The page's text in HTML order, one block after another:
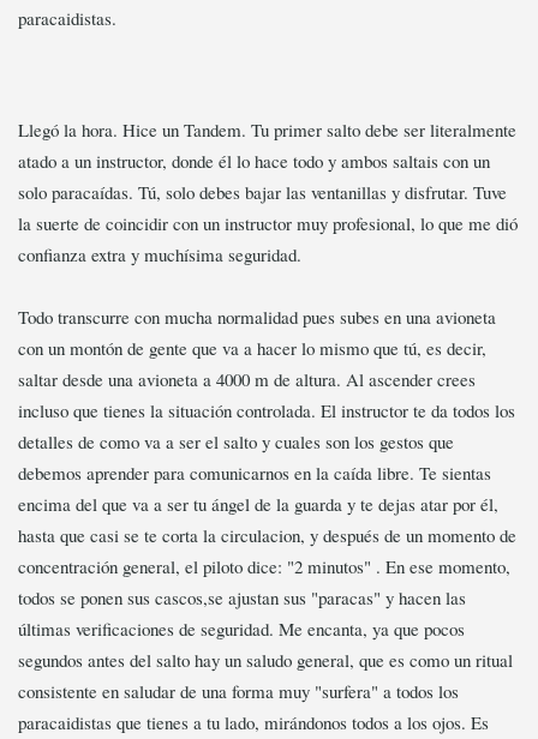
paracaidistas.
Llegó la hora. Hice un Tandem. Tu primer salto debe ser literalmente
atado a un instructor, donde él lo hace todo y ambos saltais con un
solo paracaídas. Tú, solo debes bajar las ventanillas y disfrutar. Tuve
la suerte de coincidir con un instructor muy profesional, lo que me dió
confianza extra y muchísima seguridad.
Todo transcurre con mucha normalidad pues subes en una avioneta
con un montón de gente que va a hacer lo mismo que tú, es decir,
saltar desde una avioneta a 4000 m de altura. Al ascender crees
incluso que tienes la situación controlada. El instructor te da todos los
detalles de como va a ser el salto y cuales son los gestos que
debemos aprender para comunicarnos en la caída libre. Te sientas
encima del que va a ser tu ángel de la guarda y te dejas atar por él,
hasta que casi se te corta la circulacion, y después de un momento de
concentración general, el piloto dice: "2 minutos" . En ese momento,
todos se ponen sus cascos,se ajustan sus "paracas" y hacen las
últimas verificaciones de seguridad. Me encanta, ya que pocos
segundos antes del salto hay un saludo general, que es como un ritual
consistente en saludar de una forma muy "surfera" a todos los
paracaidistas que tienes a tu lado, mirándonos todos a los ojos. Es